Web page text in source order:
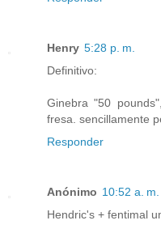
Henry 5:28 p. m.
Definitivo:
Ginebra "50
fresa. sencillamente
Responder
Anónimo 10:52 a. m.
Hendric's + fentimal